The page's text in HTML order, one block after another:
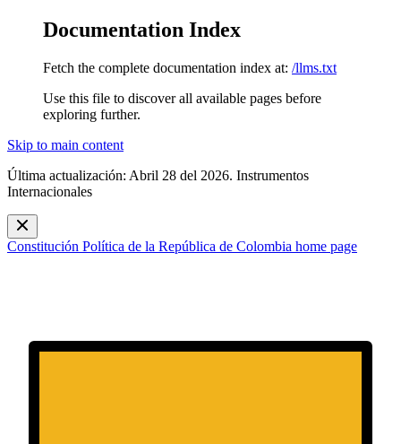
Documentation Index
Fetch the complete documentation index at: /llms.txt
Use this file to discover all available pages before
exploring further.
Skip to main content
Última actualización: Abril 28 del 2026. Instrumentos
Internacionales
Constitución Política de la República de Colombia home page